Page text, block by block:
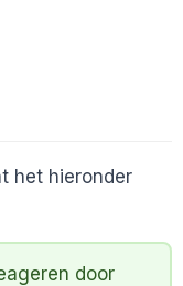
het hieronder
door